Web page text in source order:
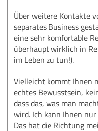
Über weitere Kontakte
separates Business
eine sehr komfortable
überhaupt wirklich in
im Leben zu tun!).
Vielleicht kommt Ihnen
echtes Bewusstsein,
dass das, was man
wird. Ich kann Ihnen
Das hat die Richtung